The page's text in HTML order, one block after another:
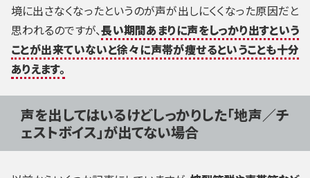
境に出さなくなったというのが声が出しにくくなった原因だと
思われるのですが、長い期間あまりに声をしっかり出すという
ことが出来ていないと徐々に声帯が痩せるということも十分
ありえます。
声を出してはいるけどしっかりした「地声／チ
ェストボイス」が出てない場合